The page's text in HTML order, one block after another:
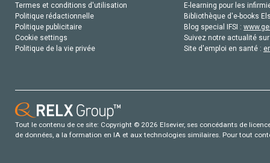
Termes et conditions d'utilisation
Politique rédactionnelle
Politique publicitaire
Cookie settings
Politique de la vie privée
E-learning pour les
Bibliothèque d'e-books
Blog special IFSI :
Suivez notre actualité
Site d'emploi en santé :
Tout le contenu de ce site: Copyright © 2026 Elsevier, ses concédants de
de données, a la formation en IA et aux technologies similaires. Pour tout